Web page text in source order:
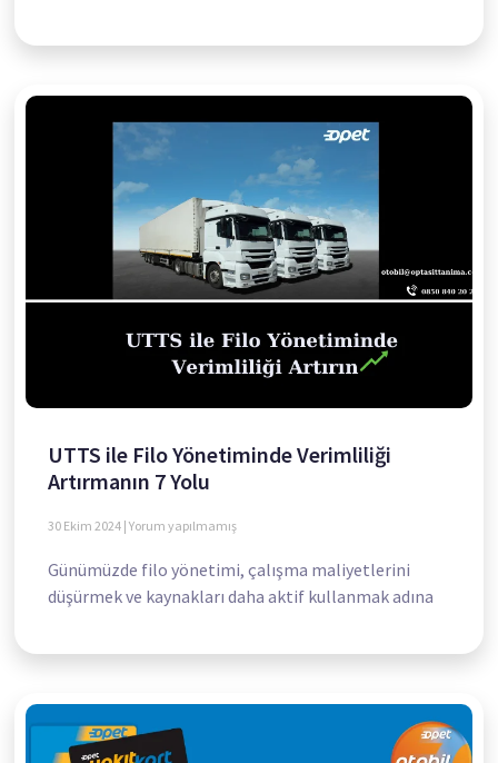
UTTS ile Filo Yönetiminde Verimliliği
Artırmanın 7 Yolu
30 Ekim 2024 Yorum yapılmamış
Günümüzde filo yönetimi, çalışma maliyetlerini
düşürmek ve kaynakları daha aktif kullanmak adına